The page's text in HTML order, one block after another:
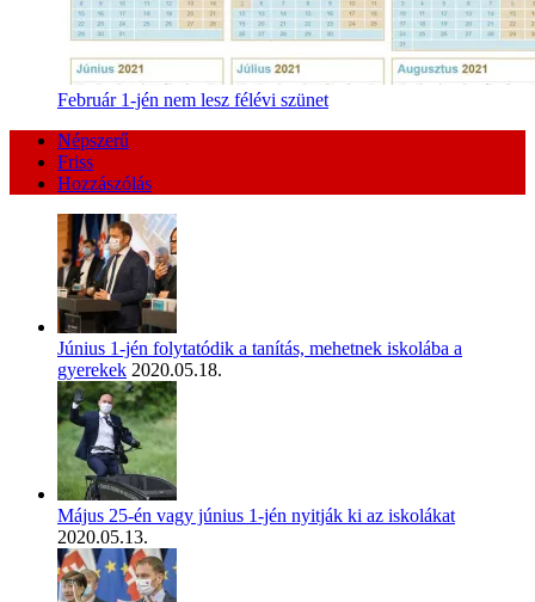
Február 1-jén nem lesz félévi szünet
Népszerű
Friss
Hozzászólás
Június 1-jén folytatódik a tanítás, mehetnek iskolába a
gyerekek 2020.05.18.
Május 25-én vagy június 1-jén nyitják ki az iskolákat
2020.05.13.